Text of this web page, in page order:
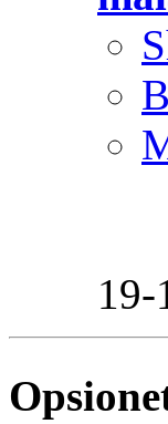
19-